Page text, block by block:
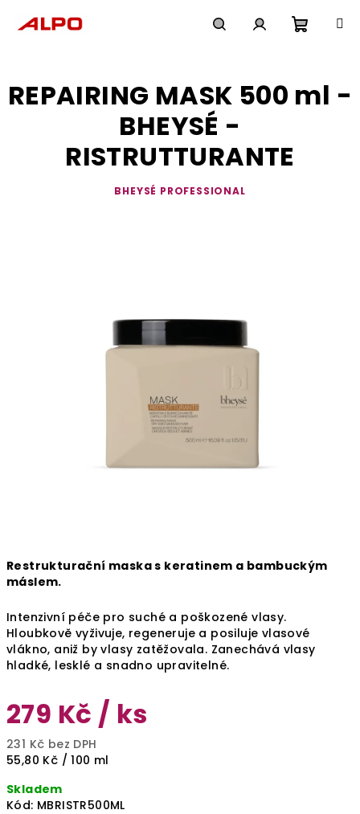
košík
Restrukturační maska s keratinem a bambuckým
máslem.
Intenzivní péče pro suché a poškozené vlasy.
Hloubkově vyživuje, regeneruje a posiluje vlasové
vlákno, aniž by vlasy zatěžovala. Zanechává vlasy
hladké, lesklé a snadno upravitelné.
279 Kč / ks
231 Kč bez DPH
Měrná
55,80 Kč / 100 ml
Skladem
Kód: MBRISTR500ML
REPAIRING MASK 500 ml -
BHEYSÉ -
RISTRUTTURANTE
BHEYSÉ PROFESSIONAL